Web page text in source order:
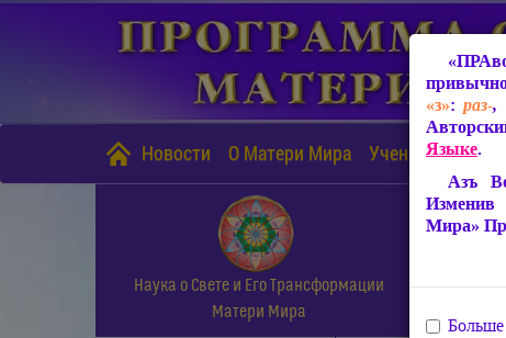
Новости О Матери Мира Учение Матери
Наука о Свете и Его Трансформации
Матери Мира
«з»:раз-,
Языке.
Азъ
Изменив
Мира»
Больше